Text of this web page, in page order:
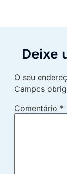
Deixe
O seu
Campos
Comentário *